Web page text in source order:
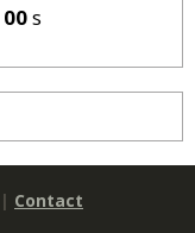
00s
| Contact